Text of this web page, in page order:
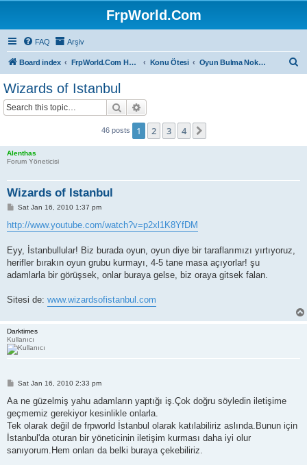
FrpWorld.Com
FAQ Arşiv
Board index FrpWorld.Com Hakkında Konu Ötesi Oyun Bulma Noktası
Wizards of Istanbul
Search
46 posts 1 2 3 4
Alenthas
Forum Yöneticisi
Wizards of Istanbul
P
s
t
Sat Jan 16, 2010 1:37 pm
http://www.youtube.com/watch?v=p2xl1K8YfDM
Eyy, İstanbullular! Biz burada oyun, oyun diye bir taraflarımızı yırtıyoruz,
herifler bırakın oyun grubu kurmayı, 4-5 tane masa açıyorlar! şu
adamlarla bir görüşsek, onlar buraya gelse, biz oraya gitsek falan.
Sitesi de: www.wizardsofistanbul.com
Darktimes
Kullanıcı
P
s
Sat Jan 16, 2010 2:33 pm
Aa ne güzelmiş yahu adamların yaptığı iş.Çok doğru söyledin iletişime
geçmemiz gerekiyor kesinlikle onlarla.
Tek olarak değil de frpworld İstanbul olarak katılabiliriz aslında.Bunun için
İstanbul'da oturan bir yöneticinin iletişim kurması daha iyi olur
sanıyorum.Hem onları da belki buraya çekebiliriz.